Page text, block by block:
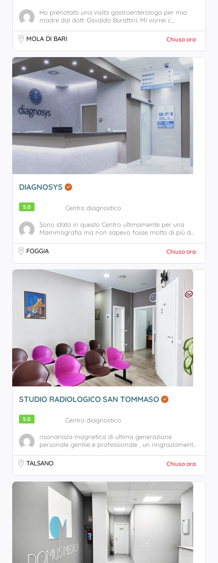
Ho prenotato una visita gastroenterologa per mia
madre dal dott. Osvaldo Burattini. Mi vorrei c...
MOLA DI BARI Chiuso ora
DIAGNOSYS
5.0 Centro diagnostico
Sono stato in questo Centro ultimamente per una
Mammografia ma non sapevo fosse molto di più d...
FOGGIA Chiuso ora
STUDIO RADIOLOGICO SAN TOMMASO
5.0 Centro diagnostico
risonanaza magnetica di ultima generazione
personale gentile e professionale , un ringraziament...
TALSANO Chiuso ora